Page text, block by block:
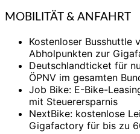
MOBILITÄT & ANFAHRT
Kostenloser Busshuttle
Abholpunkten zur
Deutschlandticket für
ÖPNV im gesamten
Job Bike: E-Bike-
mit Steuerersparnis
NextBike: kostenlose
Gigafactory für bis zu